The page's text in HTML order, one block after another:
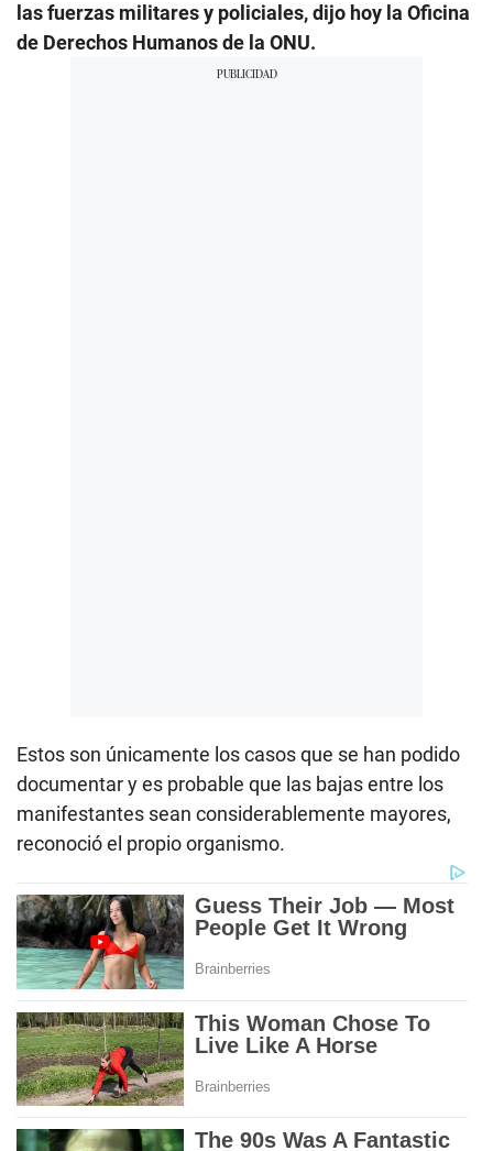
las fuerzas militares y policiales, dijo hoy la Oficina
de Derechos Humanos de la ONU.
Estos son únicamente los casos que se han podido
documentar y es probable que las bajas entre los
manifestantes sean considerablemente mayores,
reconoció el propio organismo.